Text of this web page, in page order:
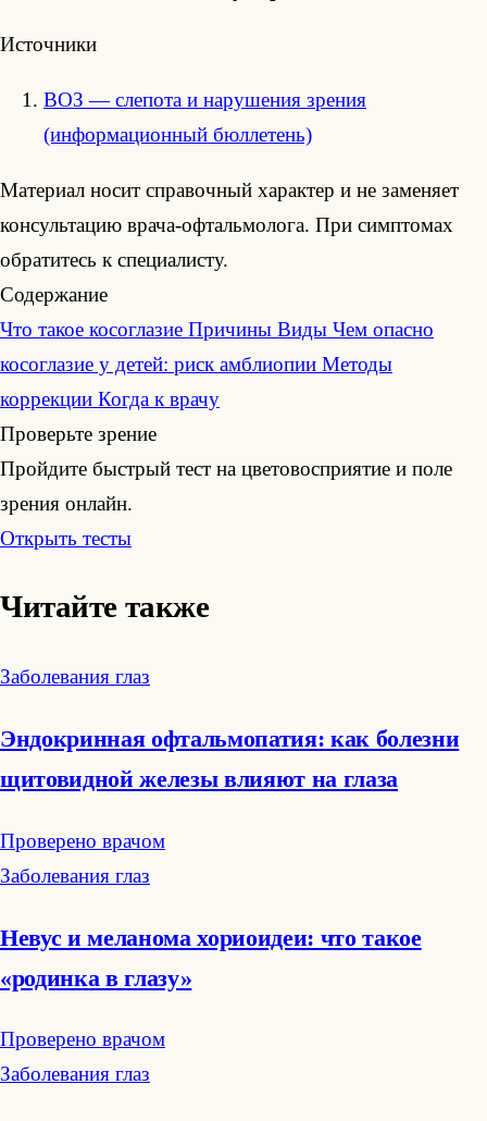
Источники
ВОЗ — слепота и нарушения зрения
(информационный бюллетень)
Материал носит справочный характер и не заменяет
консультацию врача-офтальмолога. При симптомах
обратитесь к специалисту.
Содержание
Что такое косоглазие Причины Виды Чем опасно
косоглазие у детей: риск амблиопии Методы
коррекции Когда к врачу
Проверьте зрение
Пройдите быстрый тест на цветовосприятие и поле
зрения онлайн.
Открыть тесты
Читайте также
Заболевания глаз
Эндокринная офтальмопатия: как болезни
щитовидной железы влияют на глаза
Проверено врачом
Заболевания глаз
Невус и меланома хориоидеи: что такое
«родинка в глазу»
Проверено врачом
Заболевания глаз